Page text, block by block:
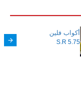
أكواب فلين
S.R 5.75